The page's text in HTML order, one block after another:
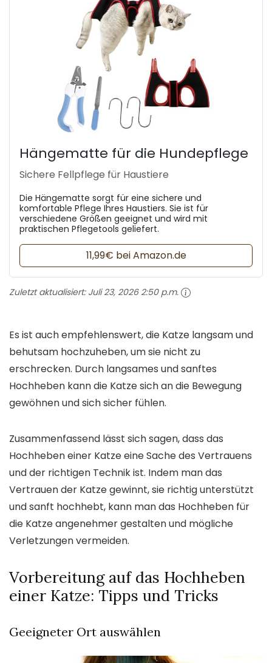
Hängematte für die Hundepflege
Sichere Fellpflege für Haustiere
Die Hängematte sorgt für eine sichere und
komfortable Pflege Ihres Haustiers. Sie ist für
verschiedene Größen geeignet und wird mit
praktischen Pflegetools geliefert.
11,99€ bei Amazon.de
Zuletzt aktualisiert: Juli 23, 2026 2:50 p.m.
Es ist auch empfehlenswert, die Katze langsam und
behutsam hochzuheben, um sie nicht zu
erschrecken. Durch langsames und sanftes
Hochheben kann die Katze sich an die Bewegung
gewöhnen und sich sicher fühlen.
Zusammenfassend lässt sich sagen, dass das
Hochheben einer Katze eine Sache des Vertrauens
und der richtigen Technik ist. Indem man das
Vertrauen der Katze gewinnt, sie richtig unterstützt
und sanft hochhebt, kann man das Hochheben für
die Katze angenehmer gestalten und mögliche
Verletzungen vermeiden.
Vorbereitung auf das Hochheben
einer Katze: Tipps und Tricks
Geeigneter Ort auswählen